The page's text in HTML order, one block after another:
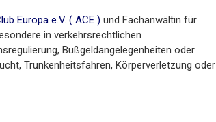
Europa e.V. ( ACE ) und Fachanwältin für
in verkehrsrechtlichen
Bußgeldangelegenheiten oder
Trunkenheitsfahren, Körperverletzung oder